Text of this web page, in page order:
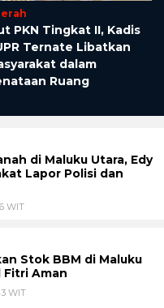
PKN Tingkat II, Kadis
Ternate Libatkan
dalam
Ruang
di Maluku Utara, Edy
Lapor Polisi dan
WIT
Stok BBM di Maluku
Fitri Aman
WIT